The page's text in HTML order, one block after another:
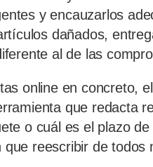
y encauzarlos
dañados,
al de las
online en concreto,
que redacta
o cuál es el plazo
reescribir de todos